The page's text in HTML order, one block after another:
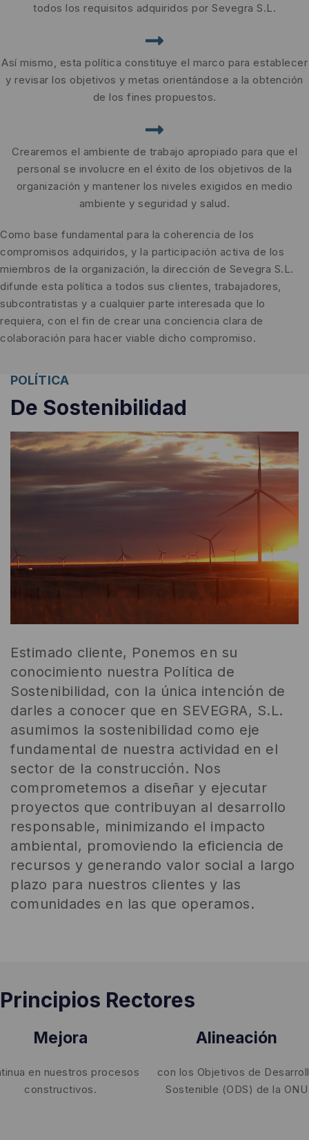
todos los requisitos adquiridos por Sevegra S.L.
Así mismo, esta política constituye el marco para establecer
y revisar los objetivos y metas orientándose a la obtención
de los fines propuestos.
Crearemos el ambiente de trabajo apropiado para que el
personal se involucre en el éxito de los objetivos de la
organización y mantener los niveles exigidos en medio
ambiente y seguridad y salud.
Como base fundamental para la coherencia de los
compromisos adquiridos, y la participación activa de los
miembros de la organización, la dirección de Sevegra S.L.
difunde esta política a todos sus clientes, trabajadores,
subcontratistas y a cualquier parte interesada que lo
requiera, con el fin de crear una conciencia clara de
colaboración para hacer viable dicho compromiso.
POLÍTICA
De Sostenibilidad
Estimado cliente, Ponemos en su
conocimiento nuestra Política de
Sostenibilidad, con la única intención de
darles a conocer que en SEVEGRA, S.L.
asumimos la sostenibilidad como eje
fundamental de nuestra actividad en el
sector de la construcción. Nos
comprometemos a diseñar y ejecutar
proyectos que contribuyan al desarrollo
responsable, minimizando el impacto
ambiental, promoviendo la eficiencia de
recursos y generando valor social a largo
plazo para nuestros clientes y las
comunidades en las que operamos.
Principios Rectores
Mejora
en nuestros procesos
constructivos.
Alineación
con los Objetivos de
Sostenible (ODS) de la ONU